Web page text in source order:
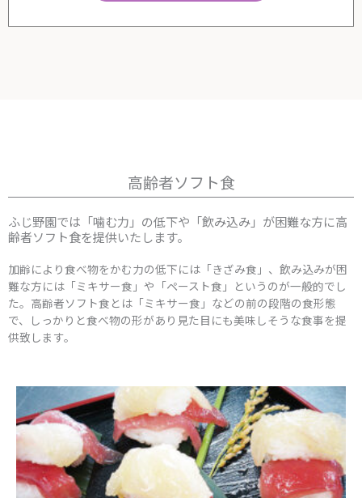
高齢者ソフト食
ふじ野園では「噛む力」の低下や「飲み込み」が困難な方に高
齢者ソフト食を提供いたします。
加齢により食べ物をかむ力の低下には「きざみ食」、飲み込みが困
難な方には「ミキサー食」や「ペースト食」というのが一般的でし
た。高齢者ソフト食とは「ミキサー食」などの前の段階の食形態
で、しっかりと食べ物の形があり見た目にも美味しそうな食事を提
供致します。